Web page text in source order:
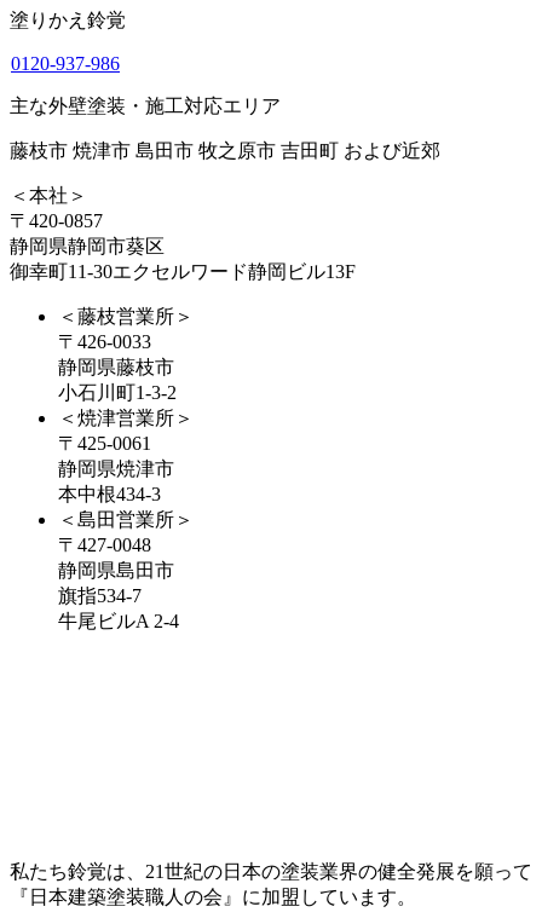
塗りかえ鈴覚
0120-937-986
主な外壁塗装・施工対応エリア
藤枝市 焼津市 島田市 牧之原市 吉田町 および近郊
＜本社＞
〒420-0857
静岡県静岡市葵区
御幸町11-30エクセルワード静岡ビル13F
＜藤枝営業所＞
〒426-0033
静岡県藤枝市
小石川町1-3-2
＜焼津営業所＞
〒425-0061
静岡県焼津市
本中根434-3
＜島田営業所＞
〒427-0048
静岡県島田市
旗指534-7
牛尾ビルA 2-4
私たち鈴覚は、21世紀の日本の塗装業界の健全発展を願って
『日本建築塗装職人の会』に加盟しています。